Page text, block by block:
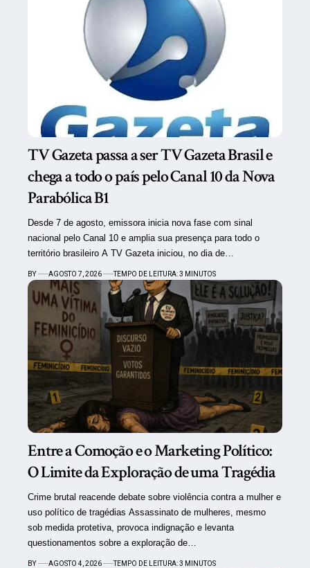
TV Gazeta passa a ser TV Gazeta Brasil e
chega a todo o país pelo Canal 10 da Nova
Parabólica B1
Desde 7 de agosto, emissora inicia nova fase com sinal
nacional pelo Canal 10 e amplia sua presença para todo o
território brasileiro A TV Gazeta iniciou, no dia de…
BY AGOSTO 7, 2026 TEMPO DE LEITURA: 3 MINUTOS
Entre a Comoção e o Marketing Político:
O Limite da Exploração de uma Tragédia
Crime brutal reacende debate sobre violência contra a mulher e
uso político de tragédias Assassinato de mulheres, mesmo
sob medida protetiva, provoca indignação e levanta
questionamentos sobre a exploração de…
BY AGOSTO 4, 2026 TEMPO DE LEITURA: 3 MINUTOS